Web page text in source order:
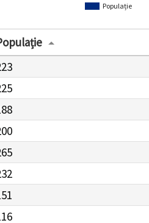
Populație